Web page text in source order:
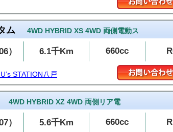
ム 4WD HYBRID XS 4WD 両側電動ス
） 6.1千Km 660cc
STATION八戸
4WD HYBRID XZ 4WD 両側リア電
） 5.6千Km 660cc